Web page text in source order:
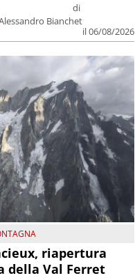
di
Bianchet
il 06/08/2026
riapertura
della Val Ferret